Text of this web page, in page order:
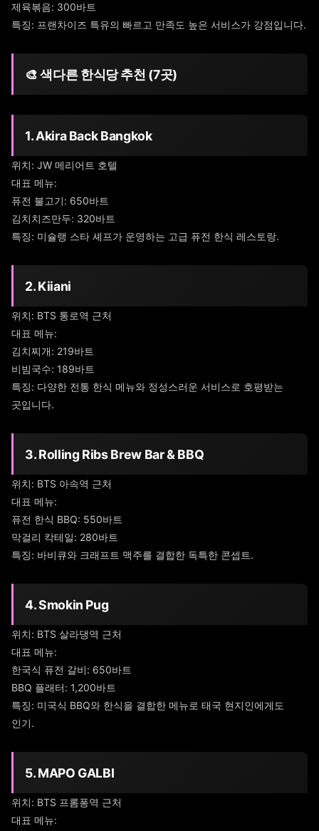
제육볶음: 300바트
특징: 프랜차이즈 특유의 빠르고 만족도 높은 서비스가 강점입니다.
🎨 색다른 한식당 추천 (7곳)
1. Akira Back Bangkok
위치: JW 메리어트 호텔
대표 메뉴:
퓨전 불고기: 650바트
김치치즈만두: 320바트
특징: 미슐랭 스타 셰프가 운영하는 고급 퓨전 한식 레스토랑.
2. Kiiani
위치: BTS 통로역 근처
대표 메뉴:
김치찌개: 219바트
비빔국수: 189바트
특징: 다양한 전통 한식 메뉴와 정성스러운 서비스로 호평받는
곳입니다.
3. Rolling Ribs Brew Bar & BBQ
위치: BTS 아속역 근처
대표 메뉴:
퓨전 한식 BBQ: 550바트
막걸리 칵테일: 280바트
특징: 바비큐와 크래프트 맥주를 결합한 독특한 콘셉트.
4. Smokin Pug
위치: BTS 살라댕역 근처
대표 메뉴:
한국식 퓨전 갈비: 650바트
BBQ 플래터: 1,200바트
특징: 미국식 BBQ와 한식을 결합한 메뉴로 태국 현지인에게도
인기.
5. MAPO GALBI
위치: BTS 프롬퐁역 근처
대표 메뉴: